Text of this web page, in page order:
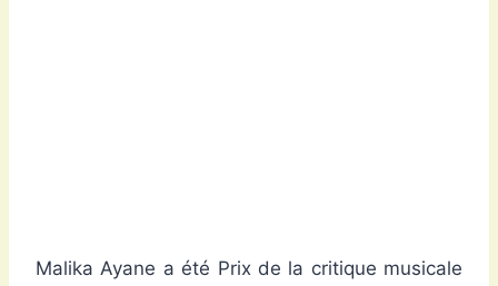
Malika Ayane a été Prix de la critique musicale